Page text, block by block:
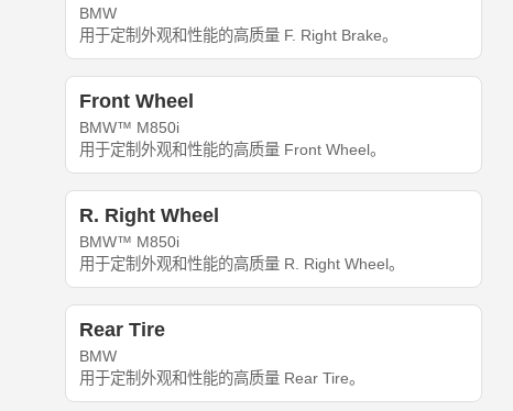
BMW
用于定制外观和性能的高质量 F. Right Brake。
Front Wheel
BMW™ M850i
用于定制外观和性能的高质量 Front Wheel。
R. Right Wheel
BMW™ M850i
用于定制外观和性能的高质量 R. Right Wheel。
Rear Tire
BMW
用于定制外观和性能的高质量 Rear Tire。